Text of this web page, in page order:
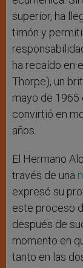
superior, ha
timón y
ha recaído en
Thorpe), un
mayo de 1965
convirtió en
años.
El Hermano
través de una
expresó su
este proceso
después de
momento en
tanto en las